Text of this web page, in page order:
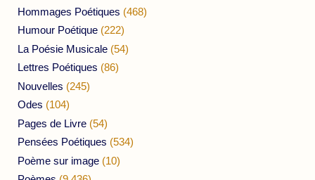
Hommages Poétiques (468)
Humour Poétique (222)
La Poésie Musicale (54)
Lettres Poétiques (86)
Nouvelles (245)
Odes (104)
Pages de Livre (54)
Pensées Poétiques (534)
Poème sur image (10)